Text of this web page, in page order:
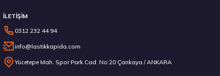
İLETİŞİM
0312 232 44 94
info@lastikkapida.com
Yücetepe Mah. Spor Park Cad. No:20 Çankaya / ANKARA